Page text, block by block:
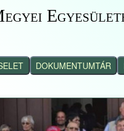
DOKUMENTUMTÁR